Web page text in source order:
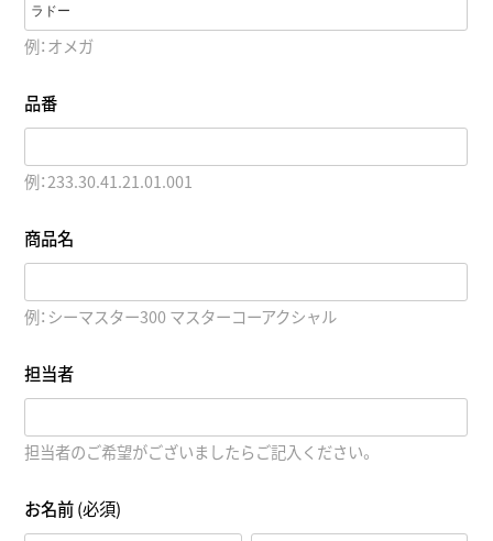
例：オメガ
品番
例：233.30.41.21.01.001
商品名
例：シーマスター300 マスターコーアクシャル
担当者
担当者のご希望がございましたらご記入ください。
お名前(必須)